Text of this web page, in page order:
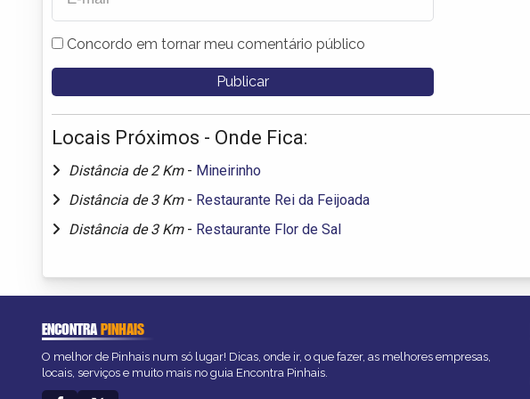
Concordo em tornar meu comentário público
Locais Próximos - Onde Fica:
Distância de 2 Km - Mineirinho
Distância de 3 Km - Restaurante Rei da Feijoada
Distância de 3 Km - Restaurante Flor de Sal
ENCONTRAPINHAIS
O melhor de Pinhais num só lugar! Dicas, onde ir, o que fazer, as melhores empresas,
locais, serviços e muito mais no guia Encontra Pinhais.